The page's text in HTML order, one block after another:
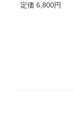
定価 6,800円